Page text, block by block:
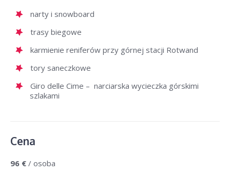
narty i snowboard
trasy biegowe
karmienie reniferów przy górnej stacji Rotwand
tory saneczkowe
Giro delle Cime – narciarska wycieczka górskimi
szlakami
Cena
96 € / osoba